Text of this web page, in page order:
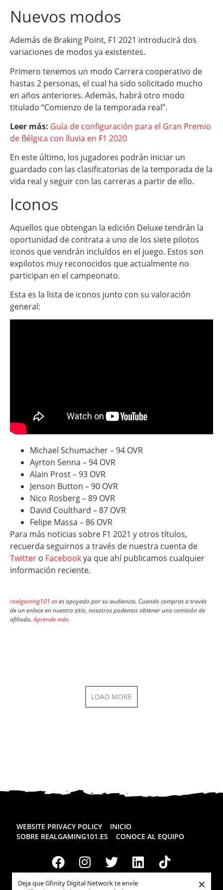
Deja que Gfinity Digital Network te envíe
×
Nuevos modos
Además de Braking Point, F1 2021 introducirá dos
variaciones de modos ya existentes.
Primero tenemos un modo Carrera cooperativo de
hastas 2 personas, el cual ha sido solicitado mucho
en años anteriores. Además, habrá otro modo
titulado “Comienzo de la temporada real”.
Leer más: Guía de configuración para el Gran Premio
de Bélgica con lluvia en F1 2020
En este último, los jugadores podrán iniciar un
guardado con las clasificatorias de la temporada de la
vida real y seguir con las carreras a partir de ello.
Iconos
Aquellos que obtengan la edición Deluxe tendrán la
oportunidad de contrata a uno de los siete pilotos
iconos que vendrán incluídos en el juego. Estos son
expilotos muy reconocidos que actualmente no
participan en el campeonato.
Esta es la lista de iconos junto con su valoración
general:
Michael Schumacher – 94 OVR
Ayrton Senna – 94 OVR
Alain Prost – 93 OVR
Jenson Button – 90 OVR
Nico Rosberg – 89 OVR
David Coulthard – 87 OVR
Felipe Massa – 86 OVR
Para más noticias sobre F1 2021 y otros títulos,
recuerda seguirnos a través de nuestra cuenta de
Twitter o Facebookya que ahí publicamos cualquier
información reciente.
realgaming101.eses apoyado por su audiencia. Cuando compras a través
de un enlace en nuestro sitio, nosotros podemos obtener una comisión de
afiliado.Aprende más.
LOAD MORE
WEBSITE PRIVACY POLICY
INICIO
SOBRE REALGAMING101.ES
CONOCE AL EQUIPO